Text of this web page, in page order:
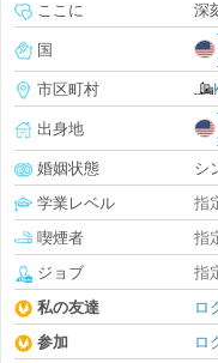
ここに
深
国
市区町村
出身地
婚姻状態
シ
学業レベル
指
喫煙者
指
ジョブ
指
私の友達
ロ
参加
ロ